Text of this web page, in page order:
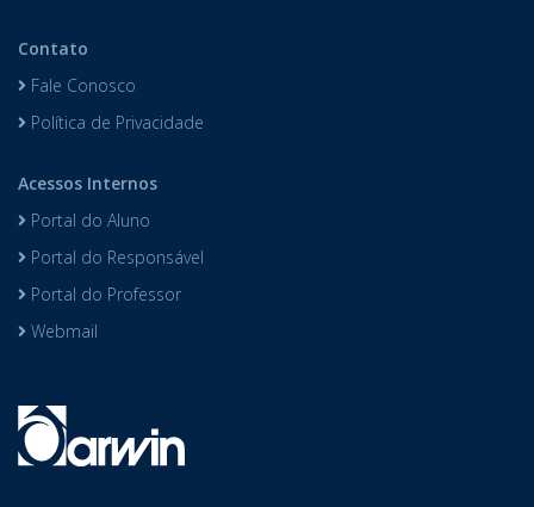
Contato
Fale Conosco
Política de Privacidade
Acessos Internos
Portal do Aluno
Portal do Responsável
Portal do Professor
Webmail